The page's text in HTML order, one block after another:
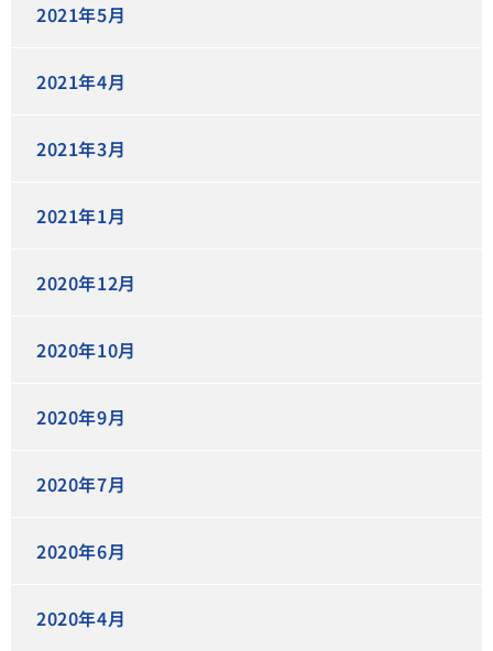
2021年5月
2021年4月
2021年3月
2021年1月
2020年12月
2020年10月
2020年9月
2020年7月
2020年6月
2020年4月